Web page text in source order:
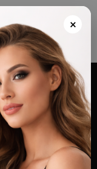
e Península Espanhola
instalações em Almada
do pedido)
×